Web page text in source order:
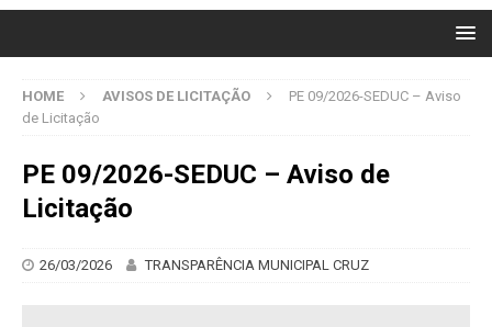
HOME AVISOS DE LICITAÇÃO
PE 09/2026-SEDUC – Aviso
de Licitação
PE 09/2026-SEDUC – Aviso de
Licitação
26/03/2026 TRANSPARÊNCIA MUNICIPAL CRUZ